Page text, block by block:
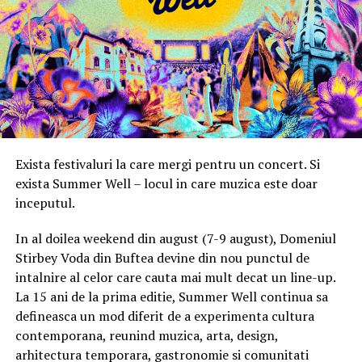
Sloganul campaniei transmite ideea că fiecare client
PPC găsește soluțiile potrivite pentru stilul de trai,
necesitățile sau dorințele sale, indiferent de alegerile
făcute. Sloganul sintetizează energia ca fiind o alegere
personală, transformând Grupul PPC într-un partener
viabil, pe termen lung, îndeosebi prin prisma soluțiilor
Perioadă de derulare a campaniei: 10 aprilie – 30 mai
2024
Medii și canale de comunicare: TV, digital / Social Media,
outdoor, radio, magazine, drop mailing, proiecte
speciale
Campania “Energie pentru orice” a fost realizată prin
efortul comun al următoarelor echipe:
Vineri, 7 august: 10:00 – 13:00
Ridicarea bratarilor inainte de festival se poate face
exclusiv de catre detinatorii de abonamente sau invitatii
de tip full pass.
Accesul in festival
Intrarea in festival se face, ca in fiecare an, din strada
Oltului.
Vineri: incepand cu ora 16:00
Sambata si duminica: incepand cu ora 14:00
Pentru o experienta cat mai relaxata, organizatorii
recomanda sosirea cat mai devreme, in special in prima
zi de festival.
Exista festivaluri la care mergi pentru un concert. Si
exista Summer Well – locul in care muzica este doar
inceputul.
In al doilea weekend din august (7-9 august), Domeniul
Stirbey Voda din Buftea devine din nou punctul de
intalnire al celor care cauta mai mult decat un line-up.
La 15 ani de la prima editie, Summer Well continua sa
defineasca un mod diferit de a experimenta cultura
contemporana, reunind muzica, arta, design,
arhitectura temporara, gastronomie si comunitati